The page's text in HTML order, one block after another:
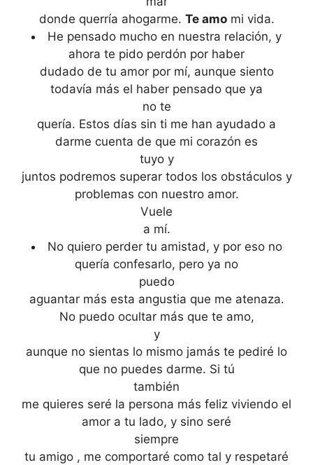
donde querría ahogarme. Te amomi vida.
He pensado mucho en nuestra relación, y
ahora te pido perdón por haber
dudado de tu amor por mí, aunque siento
todavía más el haber pensado que ya
no te
quería. Estos días sin ti me han ayudado a
darme cuenta de que mi corazón es
tuyo y
juntos podremos superar todos los obstáculos y
problemas con nuestro amor.
Vuele
a mí.
No quiero perder tu amistad, y por eso no
quería confesarlo, pero ya no
puedo
aguantar más esta angustia que me atenaza.
No puedo ocultar más que te amo,
y
aunque no sientas lo mismo jamás te pediré lo
que no puedes darme. Si tú
también
me quieres seré la persona más feliz viviendo el
amor a tu lado, y sino seré
siempre
tu amigo , me comportaré como tal y respetaré